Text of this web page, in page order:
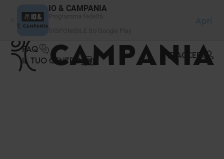
IO & CAMPANIA
Apri
FAQ
IL TUO CENTRO
ACCEDI
Pannello di gestione dei cookies